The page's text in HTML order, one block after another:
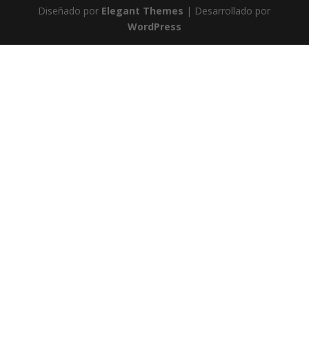
Diseñado por Elegant Themes | Desarrollado por
WordPress